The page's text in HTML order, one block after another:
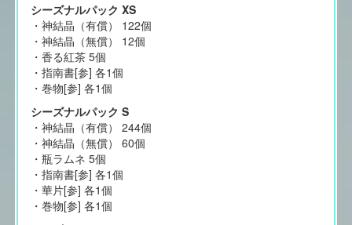
シーズナルパック XS
・神結晶（有償） 122個
・神結晶（無償） 12個
・香る紅茶 5個
・指南書[参] 各1個
・巻物[参] 各1個
シーズナルパック S
・神結晶（有償） 244個
・神結晶（無償） 60個
・瓶ラムネ 5個
・指南書[参] 各1個
・華片[参] 各1個
・巻物[参] 各1個